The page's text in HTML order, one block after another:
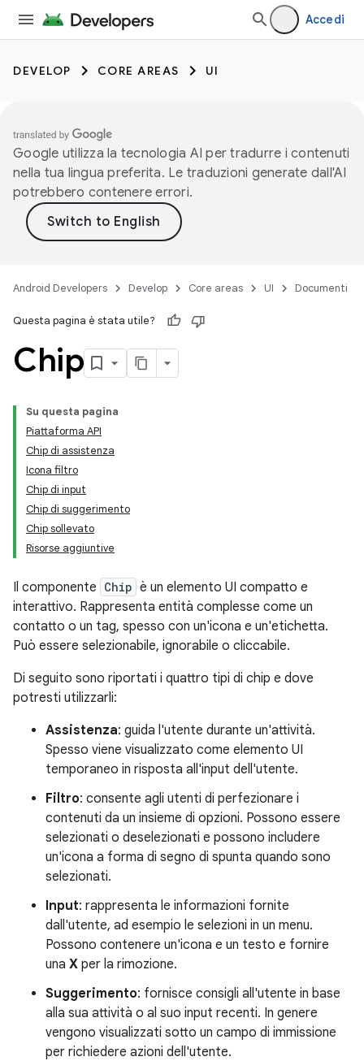
Accedi
DEVELOP CORE AREAS UI
Google utilizza la tecnologia AI per tradurre i contenuti
nella tua lingua preferita. Le traduzioni generate dall'AI
potrebbero contenere errori.
Android Developers Develop Core areas UI Documenti
Questa pagina è stata utile?
Chip
Su questa pagina
Piattaforma API
Chip di assistenza
Icona filtro
Chip di input
Chip di suggerimento
Chip sollevato
Risorse aggiuntive
Il componente Chip è un elemento UI compatto e
interattivo. Rappresenta entità complesse come un
contatto o un tag, spesso con un'icona e un'etichetta.
Può essere selezionabile, ignorabile o cliccabile.
Di seguito sono riportati i quattro tipi di chip e dove
potresti utilizzarli:
Assistenza: guida l'utente durante un'attività.
Spesso viene visualizzato come elemento UI
temporaneo in risposta all'input dell'utente.
Filtro: consente agli utenti di perfezionare i
contenuti da un insieme di opzioni. Possono essere
selezionati o deselezionati e possono includere
un'icona a forma di segno di spunta quando sono
selezionati.
Input: rappresenta le informazioni fornite
dall'utente, ad esempio le selezioni in un menu.
Possono contenere un'icona e un testo e fornire
una X per la rimozione.
Suggerimento: fornisce consigli all'utente in base
alla sua attività o al suo input recenti. In genere
vengono visualizzati sotto un campo di immissione
per richiedere azioni dell'utente.